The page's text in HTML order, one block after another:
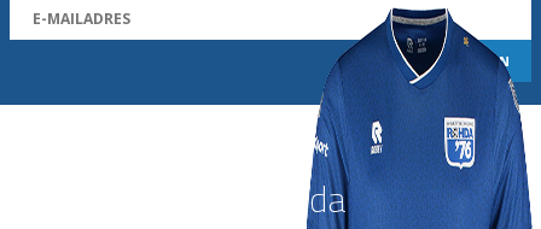
Word nu lid van Rohda